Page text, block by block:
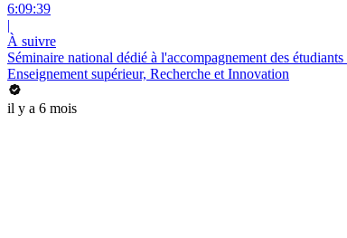
6:09:39
|
À suivre
Séminaire national dédié à l'accompagnement des
Enseignement supérieur, Recherche et Innovation
il y a 6 mois